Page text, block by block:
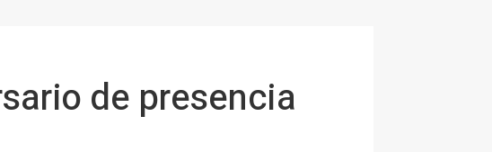
de presencia